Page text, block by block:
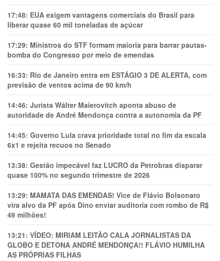
17:48: EUA exigem vantagens comerciais do Brasil para
liberar quase 60 mil toneladas de açúcar
17:29: Ministros do STF formam maioria para barrar pautas-
bomba do Congresso por meio de emendas
16:33: Rio de Janeiro entra em ESTÁGIO 3 DE ALERTA, com
previsão de ventos acima de 90 km/h
14:46: Jurista Wálter Maierovitch aponta abuso de
autoridade de André Mendonça contra a autonomia da PF
14:45: Governo Lula crava prioridade total no fim da escala
6x1 e rejeita recuos no Senado
13:38: Gestão impecável faz LUCRO da Petrobras disparar
quase 100% no segundo trimestre de 2026
13:29: MAMATA DAS EMENDAS! Vice de Flávio Bolsonaro
vira alvo da PF após Dino enviar auditoria com rombo de R$
49 milhões!
13:21: VÍDEO: MIRIAM LEITÃO CALA JORNALISTAS DA
GLOBO E DETONA ANDRÉ MENDONÇA!! FLÁVIO HUMILHA
AS PRÓPRIAS FILHAS